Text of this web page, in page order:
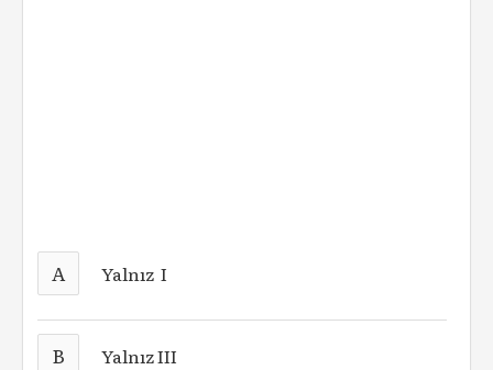
A Yalnız I
B Yalnız III